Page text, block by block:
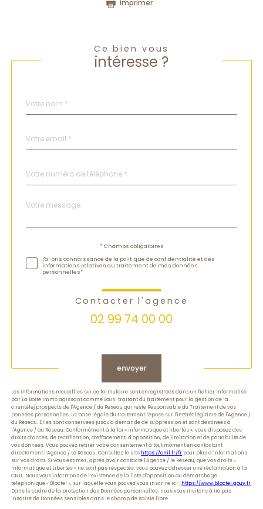
imprimer
Ce bien vous
intéresse ?
par
*
*
*
Fieldset
Message
*
* Champs obligatoires
j'ai pris connaissance de la politique de confidentialité et des
informations relatives au traitement de mes données
personnelles*
Contacter l'agence
02 99 74 00 00
envoyer
Les informations recueillies sur ce formulaire sont enregistrées dans un fichier informatisé
par La Boite Immo agissant comme Sous-traitant du traitement pour la gestion de la
clientèle/prospects de l'Agence / du Réseau qui reste Responsable du Traitement de vos
Données personnelles. La base légale du traitement repose sur l'intérêt légitime de l'Agence /
du Réseau. Elles sont conservées jusqu'à demande de suppression et sont destinées à
l'Agence / au Réseau. Conformément à la loi « informatique et libertés », vous disposez des
droits d’accès, de rectification, d’effacement, d’opposition, de limitation et de portabilité de
vos données. Vous pouvez retirer votre consentement à tout moment en contactant
directement l’Agence / Le Réseau. Consultez le site https://cnil.fr/fr pour plus d’informations
sur vos droits. Si vous estimez, après avoir contacté l'Agence / le Réseau, que vos droits «
Informatique et Libertés » ne sont pas respectés, vous pouvez adresser une réclamation à la
CNIL. Nous vous informons de l’existence de la liste d'opposition au démarchage
téléphonique « Bloctel », sur laquelle vous pouvez vous inscrire ici : https://www.bloctel.gouv.fr.
Dans le cadre de la protection des Données personnelles, nous vous invitons à ne pas
inscrire de Données sensibles dans le champ de saisie libre.